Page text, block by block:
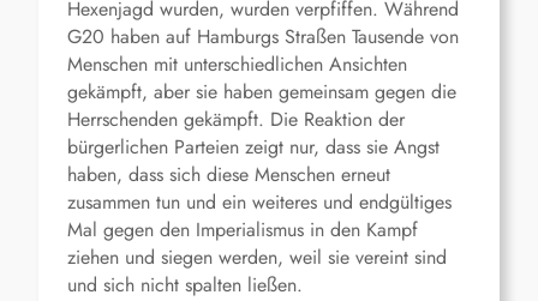
Hexenjagd wurden, wurden verpfiffen. Während
G20 haben auf Hamburgs Straßen Tausende von
Menschen mit unterschiedlichen Ansichten
gekämpft, aber sie haben gemeinsam gegen die
Herrschenden gekämpft. Die Reaktion der
bürgerlichen Parteien zeigt nur, dass sie Angst
haben, dass sich diese Menschen erneut
zusammen tun und ein weiteres und endgültiges
Mal gegen den Imperialismus in den Kampf
ziehen und siegen werden, weil sie vereint sind
und sich nicht spalten ließen.